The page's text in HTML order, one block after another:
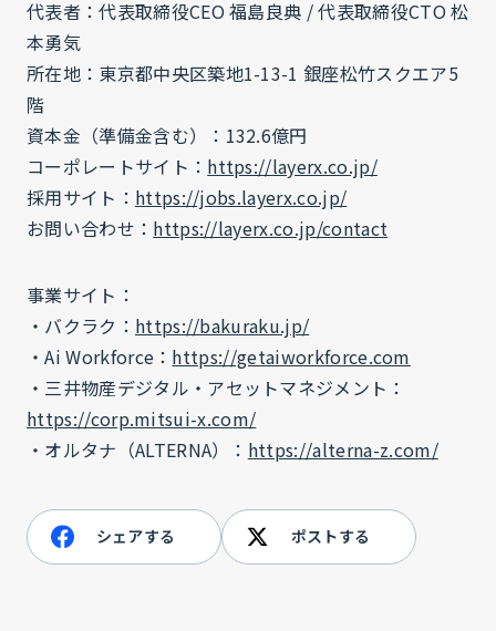
代表者：代表取締役CEO 福島良典 / 代表取締役CTO 松
本勇気
所在地：東京都中央区築地1-13-1 銀座松竹スクエア5
階
資本金（準備金含む）：132.6億円
コーポレートサイト： https://layerx.co.jp/
採用サイト： https://jobs.layerx.co.jp/
お問い合わせ： https://layerx.co.jp/contact
事業サイト：
・バクラク： https://bakuraku.jp/
・Ai Workforce： https://getaiworkforce.com
・三井物産デジタル・アセットマネジメント：
https://corp.mitsui-x.com/
・オルタナ（ALTERNA）： https://alterna-z.com/
シェアする ポストする